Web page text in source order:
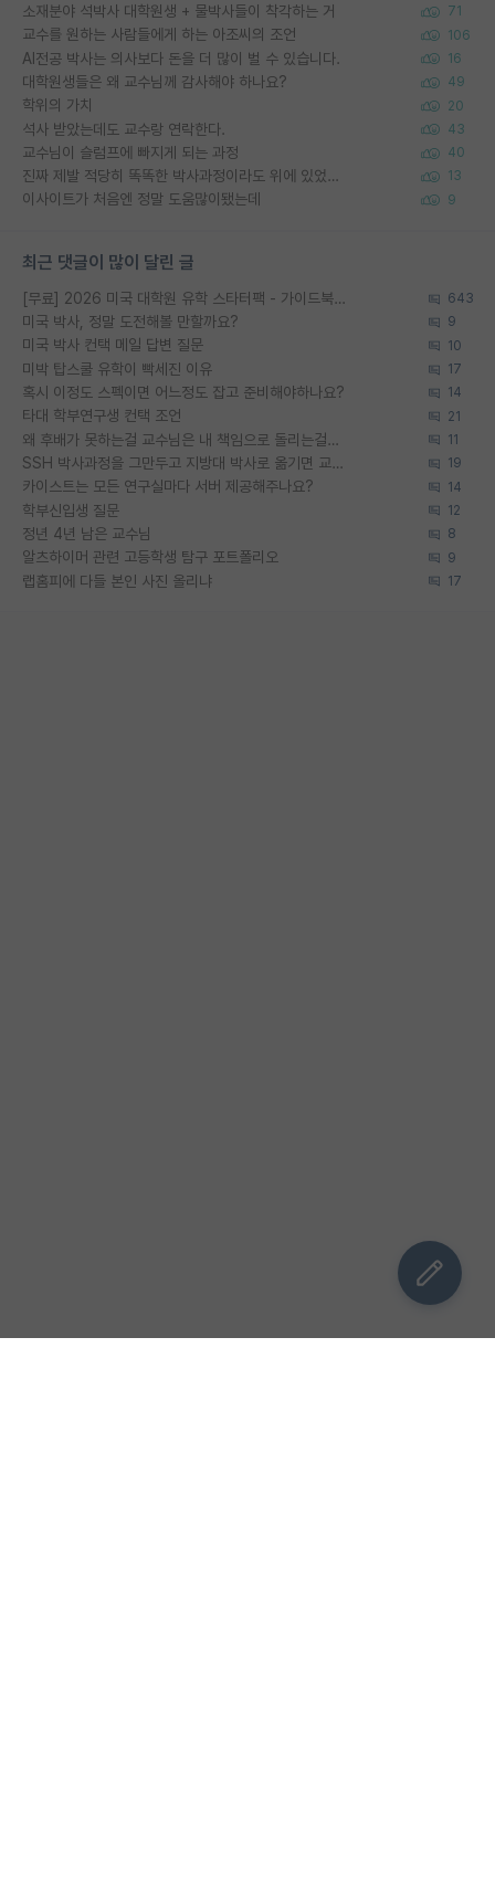
소재분야 석박사 대학원생 + 물박사들이 착각하는 거 71
교수를 원하는 사람들에게 하는 아조씨의 조언 106
AI전공 박사는 의사보다 돈을 더 많이 벌 수 있습니다. 16
대학원생들은 왜 교수님께 감사해야 하나요? 49
학위의 가치 20
석사 받았는데도 교수랑 연락한다. 43
교수님이 슬럼프에 빠지게 되는 과정 40
진짜 제발 적당히 똑똑한 박사과정이라도 위에 있었으면.. 13
이사이트가 처음엔 정말 도움많이됐는데 9
최근 댓글이 많이 달린 글
[무료] 2026 미국 대학원 유학 스타터팩 - 가이드북 & 합격자 컨택메일 템플릿 643
미국 박사, 정말 도전해볼 만할까요? 9
미국 박사 컨택 메일 답변 질문 10
미박 탑스쿨 유학이 빡세진 이유 17
혹시 이정도 스펙이면 어느정도 잡고 준비해야하나요? 14
타대 학부연구생 컨택 조언 21
왜 후배가 못하는걸 교수님은 내 책임으로 돌리는걸까요? 11
SSH 박사과정을 그만두고 지방대 박사로 옮기면 교수의 꿈은 끝일까요? 19
카이스트는 모든 연구실마다 서버 제공해주나요? 14
학부신입생 질문 12
정년 4년 남은 교수님 8
알츠하이머 관련 고등학생 탐구 포트폴리오 9
랩홈피에 다들 본인 사진 올리냐 17